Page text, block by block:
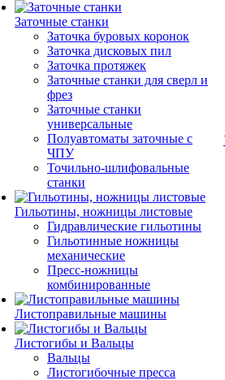
Заточные станки
Заточка буровых коронок
Заточка дисковых пил
Заточка протяжек
Заточные станки для сверл и
фрез
Заточные станки
универсальные
Полуавтоматы заточные с
ЧПУ
Точильно-шлифовальные
станки
Гильотины, ножницы листовые
Гидравлические гильотины
Гильотинные ножницы
механические
Пресс-ножницы
комбинированные
Листоправильные машины
Листогибы и Вальцы
Вальцы
Листогибочные пресса